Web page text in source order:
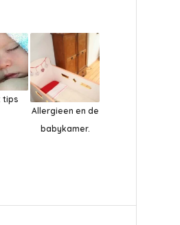
tips
Allergieen en de
babykamer.